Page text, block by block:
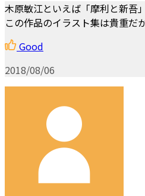
木原敏江といえば「摩利と新吾」
この作品のイラスト集は貴重だ
Good
2018/08/06